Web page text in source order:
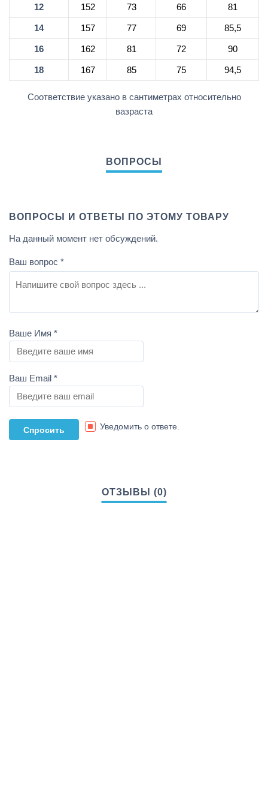
12 152 73 66 81
14 157 77 69 85,5
16 162 81 72 90
18 167 85 75 94,5
Соответствие указано в сантиметрах относительно
вазраста
ВОПРОСЫ И ОТВЕТЫ ПО ЭТОМУ ТОВАРУ
На данный момент нет обсуждений.
Ваш вопрос *
Ваше Имя *
Ваш Email *
Уведомить о ответе.